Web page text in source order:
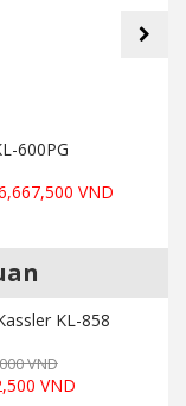
600PG
VND
next
KL-858
VND
VND